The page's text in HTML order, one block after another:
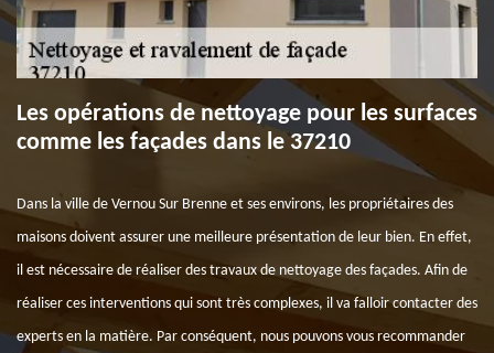
Les opérations de nettoyage pour les surfaces
comme les façades dans le 37210
Dans la ville de Vernou Sur Brenne et ses environs, les propriétaires des
maisons doivent assurer une meilleure présentation de leur bien. En effet,
il est nécessaire de réaliser des travaux de nettoyage des façades. Afin de
réaliser ces interventions qui sont très complexes, il va falloir contacter des
experts en la matière. Par conséquent, nous pouvons vous recommander